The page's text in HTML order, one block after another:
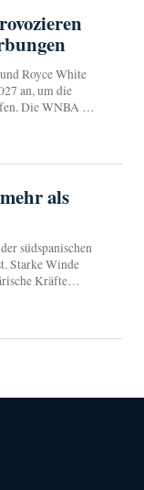
Royce White
an, um die
Die WNBA hat
als
südspanischen
Starke Winde
Kräfte